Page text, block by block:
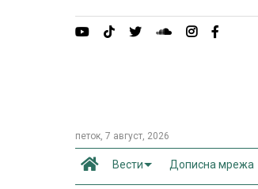
петок, 7 август, 2026
Вести Дописна мрежа